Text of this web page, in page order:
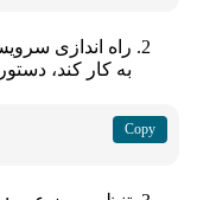
راه اندازی
به کار کند،